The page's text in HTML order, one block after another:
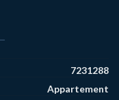
7231288
Appartement